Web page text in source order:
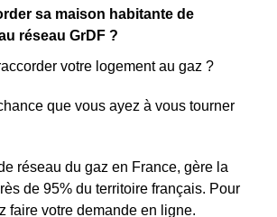
sa maison habitante de
réseau GrDF ?
votre logement au gaz ?
que vous ayez à vous tourner
réseau du gaz en France, gère la
de 95% du territoire français. Pour
faire votre demande en ligne.